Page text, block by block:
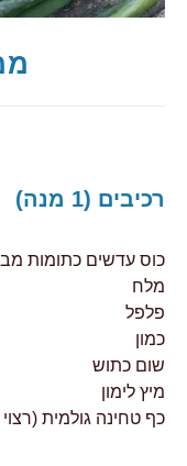
רכיבים (1 מנה)
כוס עדשים כתומות
מלח
פלפל
כמון
שום כתוש
מיץ לימון
כף טחינה גולמית